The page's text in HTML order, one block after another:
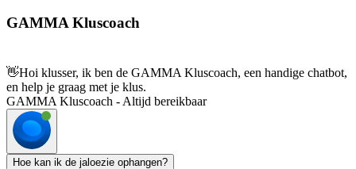
GAMMA Kluscoach
👋Hoi klusser, ik ben de GAMMA Kluscoach, een handige chatbot,
en help je graag met je klus.
GAMMA Kluscoach - Altijd bereikbaar
Hoe kan ik de jaloezie ophangen?